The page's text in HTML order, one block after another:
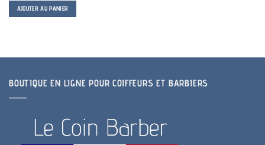
AJOUTER AU PANIER
BOUTIQUE EN LIGNE POUR COIFFEURS ET BARBIERS